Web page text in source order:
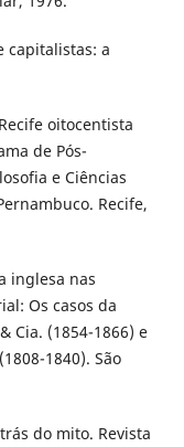
capitalistas: a
oitocentista
de Pós-
e Ciências
Recife,
inglesa nas
Os casos da
Cia. (1854-1866) e
1840). São
do mito. Revista